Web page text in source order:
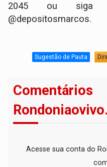
2045 ou siga
@depositosmarcos.
Sugestão de Pauta
Comentários
Acesse sua conta do